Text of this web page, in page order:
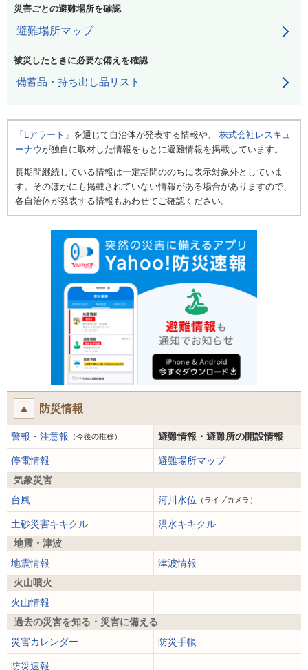
災害ごとの避難場所を確認
避難場所マップ
被災したときに必要な備えを確認
備蓄品・持ち出し品リスト
「Lアラート」 を通じて自治体が発表する情報や、 株式会社レスキュ
ーナウが独自に取材した情報をもとに避難情報を掲載しています。
長期間継続している情報は一定期間ののちに表示対象外としていま
す。そのほかにも掲載されていない情報がある場合がありますので、
各自治体が発表する情報もあわせてご確認ください。
防災情報
警報・注意報 （今後の推移） 避難情報・避難所の開設情報
停電情報
避難場所マップ
気象災害
台風
河川水位 （ライブカメラ）
土砂災害キキクル
洪水キキクル
地震・津波
地震情報
津波情報
火山噴火
火山情報
過去の災害を知る・災害に備える
災害カレンダー
防災手帳
防災速報